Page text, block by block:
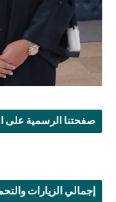
صفحتنا الرسمية على
إجمالي الزيارات